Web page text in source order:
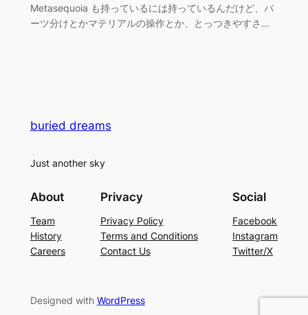
Metasequoia も持っているには持っているんだけど、パ
ーツ分けとかマテリアルの操作とか、とっつきやすさ…
buried dreams
Just another sky
About
Team
History
Careers
Privacy
Privacy Policy
Terms and Conditions
Contact Us
Social
Facebook
Instagram
Twitter/X
Designed with WordPress